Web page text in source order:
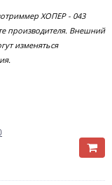
ХОПЕР - 043
производителя. Внешний
изменяться